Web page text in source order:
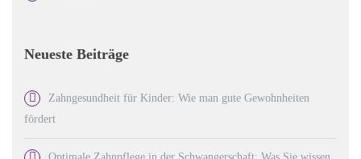
Neueste Beiträge
Zahngesundheit für Kinder: Wie man gute Gewohnheiten
fördert